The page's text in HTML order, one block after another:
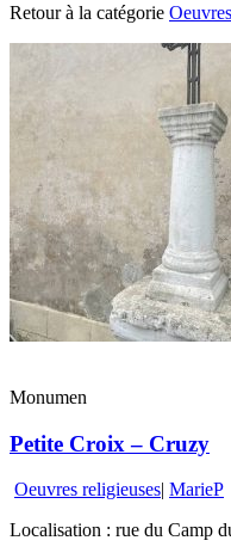
Retour à la catégorie
Monumen
Petite Croix – Cruzy
Oeuvres religieuses| MarieP
Localisation : rue du Camp